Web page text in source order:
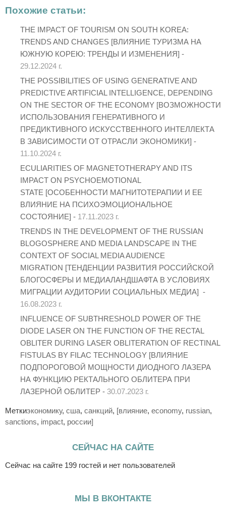
Похожие статьи:
THE IMPACT OF TOURISM ON SOUTH KOREA:
TRENDS AND CHANGES [ВЛИЯНИЕ ТУРИЗМА НА
ЮЖНУЮ КОРЕЮ: ТРЕНДЫ И ИЗМЕНЕНИЯ] -
29.12.2024 г.
THE POSSIBILITIES OF USING GENERATIVE AND
PREDICTIVE ARTIFICIAL INTELLIGENCE, DEPENDING
ON THE SECTOR OF THE ECONOMY [ВОЗМОЖНОСТИ
ИСПОЛЬЗОВАНИЯ ГЕНЕРАТИВНОГО И
ПРЕДИКТИВНОГО ИСКУССТВЕННОГО ИНТЕЛЛЕКТА
В ЗАВИСИМОСТИ ОТ ОТРАСЛИ ЭКОНОМИКИ] -
11.10.2024 г.
ECULIARITIES OF MAGNETOTHERAPY AND ITS
IMPACT ON PSYCHOEMOTIONAL
STATE [ОСОБЕННОСТИ МАГНИТОТЕРАПИИ И ЕЕ
ВЛИЯНИЕ НА ПСИХОЭМОЦИОНАЛЬНОЕ
СОСТОЯНИЕ] - 17.11.2023 г.
TRENDS IN THE DEVELOPMENT OF THE RUSSIAN
BLOGOSPHERE AND MEDIA LANDSCAPE IN THE
CONTEXT OF SOCIAL MEDIA AUDIENCE
MIGRATION [ТЕНДЕНЦИИ РАЗВИТИЯ РОССИЙСКОЙ
БЛОГОСФЕРЫ И МЕДИАЛАНДШАФТА В УСЛОВИЯХ
МИГРАЦИИ АУДИТОРИИ СОЦИАЛЬНЫХ МЕДИА] -
16.08.2023 г.
INFLUENCE OF SUBTHRESHOLD POWER OF THE
DIODE LASER ON THE FUNCTION OF THE RECTAL
OBLITER DURING LASER OBLITERATION OF RECTINAL
FISTULAS BY FILAC TECHNOLOGY [ВЛИЯНИЕ
ПОДПОРОГОВОЙ МОЩНОСТИ ДИОДНОГО ЛАЗЕРА
НА ФУНКЦИЮ РЕКТАЛЬНОГО ОБЛИТЕРА ПРИ
ЛАЗЕРНОЙ ОБЛИТЕР - 30.07.2023 г.
Меткиэкономику, сша, санкций, [влияние, economy, russian,
sanctions, impact, россии]
СЕЙЧАС НА САЙТЕ
Сейчас на сайте 199 гостей и нет пользователей
МЫ В ВКОНТАКТЕ